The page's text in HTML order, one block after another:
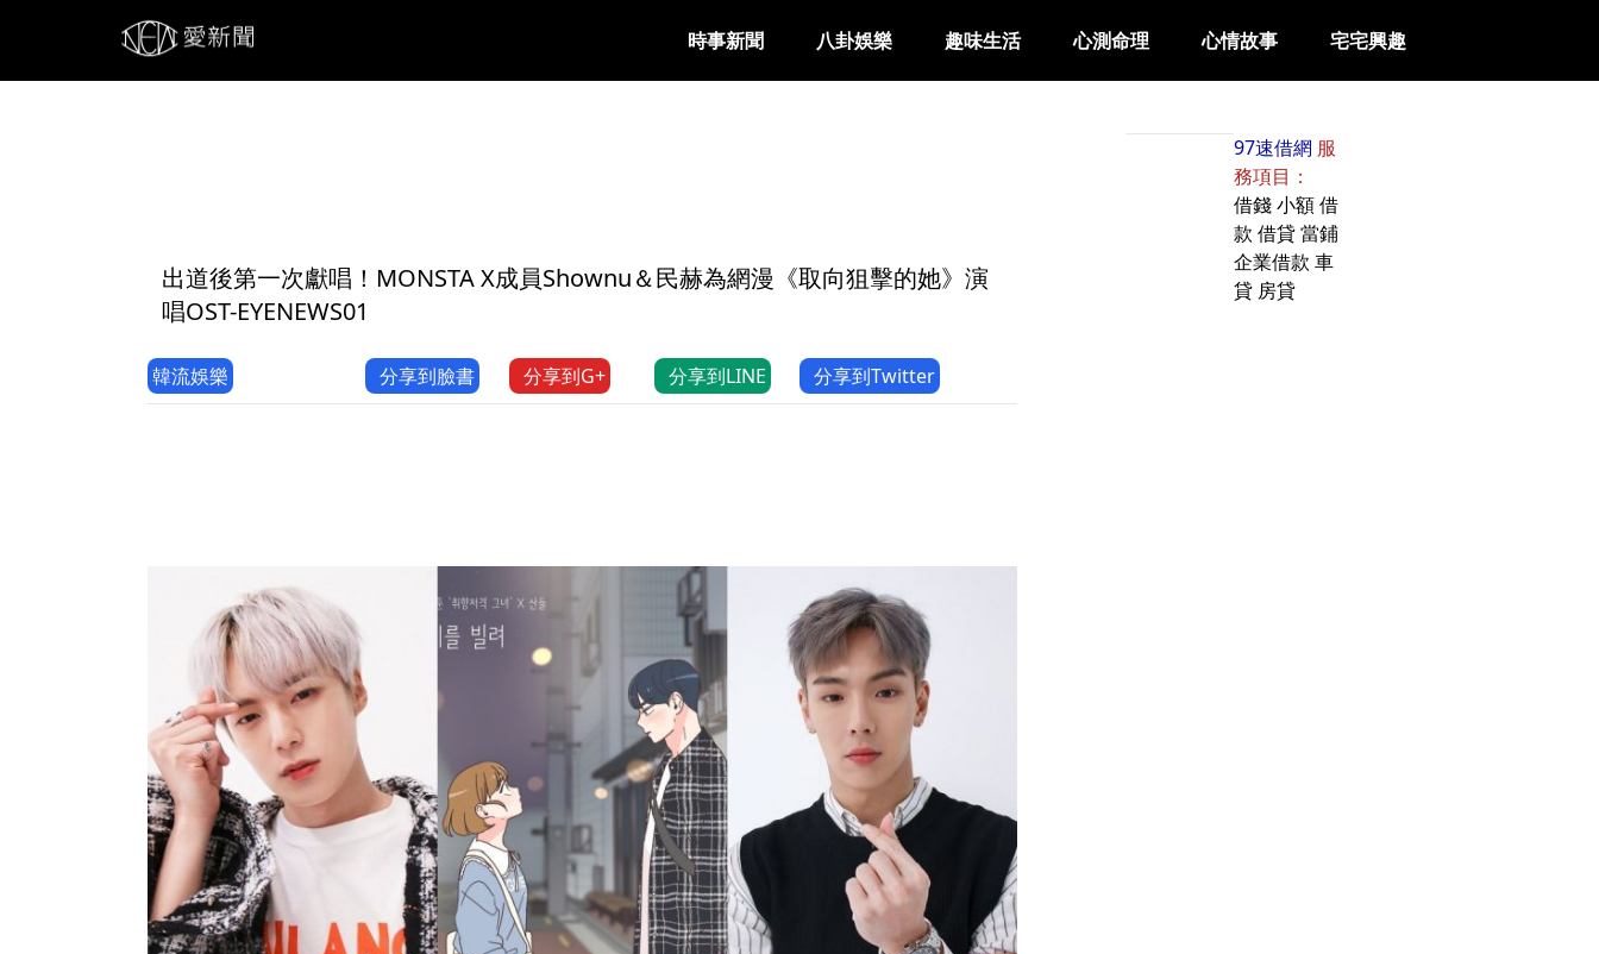
時事新聞 八卦娛樂 趣味生活 心測命理 心情故事 宅宅興趣
出道後第一次獻唱！MONSTA X成員Shownu＆民赫為網漫《取向狙擊的她》演
唱OST-EYENEWS01
韓流娛樂 分享到臉書 分享到G+ 分享到LINE 分享到Twitter
97速借網 服
務項目：
借錢小額借
款 借貸當鋪
企業借款 車
貸 房貸